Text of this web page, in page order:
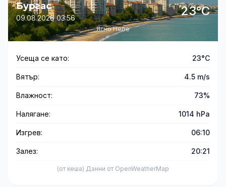
Бургас
09.08.2026 03:56 23°C
Ясно Небе
Усеща се като: 23°C
Вятър: 4.5 m/s
Влажност: 73%
Налягане: 1014 hPa
Изгрев: 06:10
Залез: 20:21
(от кеша) Данни от OpenWeatherMap